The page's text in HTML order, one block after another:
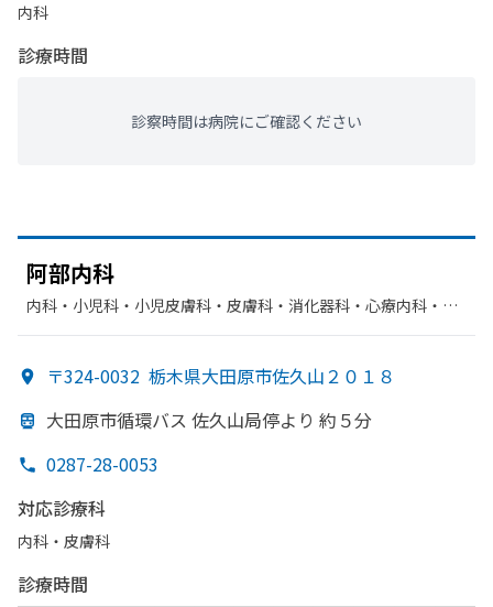
内科
診療時間
診察時間は病院にご確認ください
阿部内科
内科・​小児科・​小児皮膚科・​皮膚科・​消化器科・​心療内科・​精
〒324-0032 栃木県大田原市佐久山２０１８
大田原市循環バス 佐久山局停より 約５分
0287-28-0053
対応診療科
内科・​皮膚科
診療時間